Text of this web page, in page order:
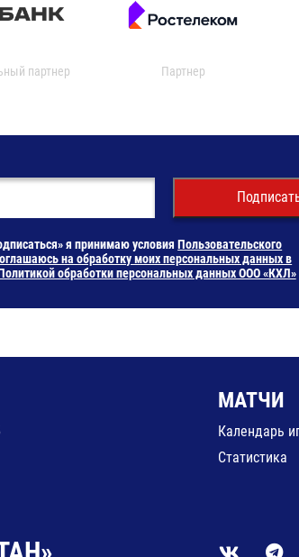
партнер Партнер
я принимаю условияПользовательского
на обработку моих персональных данных в
обработки персональных данных ООО «КХЛ»
МАТЧИ
Календарь
Статистика